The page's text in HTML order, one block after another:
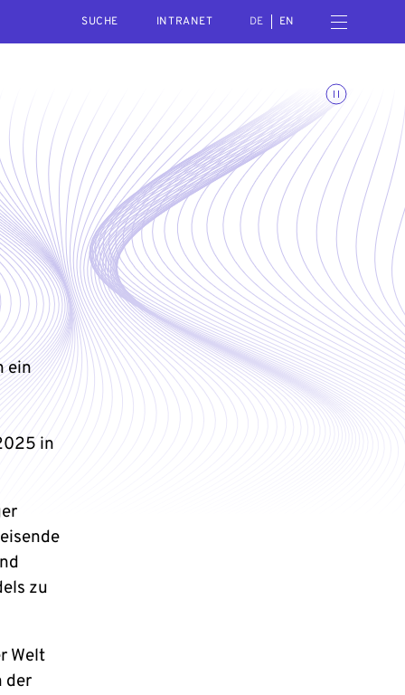
INTRANET
DE EN Menü öffnen
Animationen umschalten
ein
in
zu
Welt
der